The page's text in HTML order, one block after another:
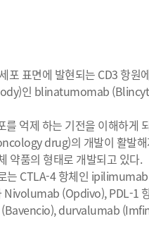
포 표면에 발현되는 CD3 항원
인 blinatumomab
억제 하는 기전을 이해하게
drug)의 개발이 활발해
약품의 형태로 개발되고 있다.
는 CTLA-4 항체인
(Opdivo), PDL-1
durvalumab